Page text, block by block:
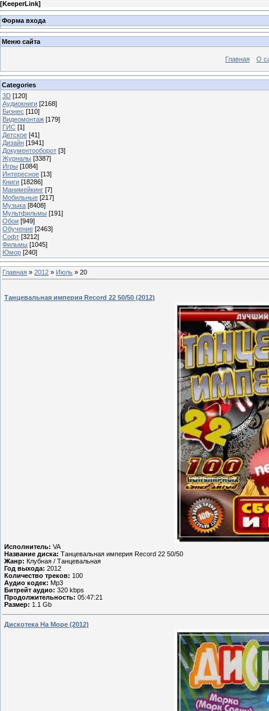
[KeeperLink]
Форма входа
Меню сайта
Главная О
Categories
3D [120]
Аудиокниги [2168]
Бизнес [110]
Видеомонтаж [179]
ГИС [1]
Детское [41]
Дизайн [1941]
Документооборот [3]
Журналы [3387]
Игры [1084]
Интересное [13]
Книги [18286]
Манимейкинг [7]
Мобильные [217]
Музыка [8408]
Мультфильмы [191]
Обои [949]
Обучение [2463]
Софт [3212]
Фильмы [1045]
Юмор [240]
Главная » 2012 » Июль » 20
Танцевальная империя Record 22 50/50 (2012)
Исполнитель: VA
Название диска: Танцевальная империя Record 22 50/50
Жанр: Клубная / Танцевальная
Год выхода: 2012
Количество треков: 100
Аудио кодек: Mp3
Битрейт аудио: 320 kbps
Продолжительность: 05:47:21
Размер: 1.1 Gb
Дискотека На Море (2012)